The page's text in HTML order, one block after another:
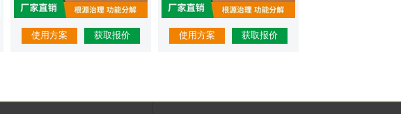
使用方案 获取报价 使用方案 获取报价